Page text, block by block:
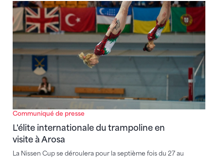
Communiqué de presse
L'élite internationale du trampoline en
visite à Arosa
La Nissen Cup se déroulera pour la septième fois du 27 au
L'élite internationale du trampoline en visite à Arosa